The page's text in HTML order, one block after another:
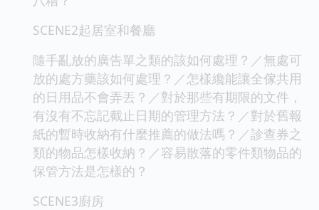
SCENE2起居室和餐廳
隨手亂放的廣告單之類的該如何處理？／無處可
放的處方藥該如何處理？／怎樣纔能讓全傢共用
的日用品不會弄丟？／對於那些有期限的文件，
有沒有不忘記截止日期的管理方法？／對於舊報
紙的暫時收納有什麼推薦的做法嗎？／診查券之
類的物品怎樣收納？／容易散落的零件類物品的
保管方法是怎樣的？
SCENE3廚房